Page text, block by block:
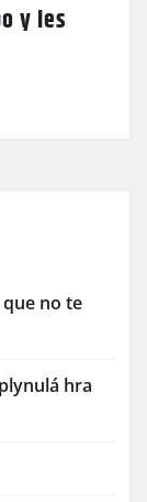
y les
no te
hra